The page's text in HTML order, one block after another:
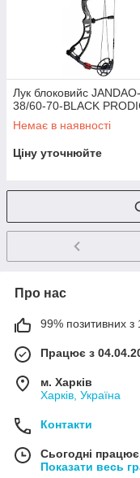
Лук блоковийс JANDAO-
38/60-70-BLACK
Немає в наявності
Ціну уточнюйте
Про нас
99% позитивних з
Працює з
м. Харків
Харків, Україна
Контакти
Сьогодні
Показати весь